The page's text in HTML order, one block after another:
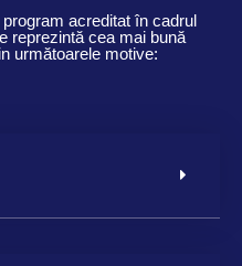
acreditat în cadrul
reprezintă cea mai bună
următoarele motive: